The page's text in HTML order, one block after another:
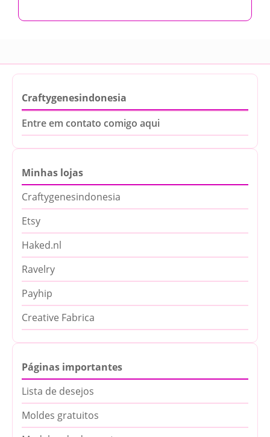
€8,75.€7,75.
Craftygenesindonesia
Entre em contato comigo aqui
Minhas lojas
Craftygenesindonesia
Etsy
Haked.nl
Ravelry
Payhip
Creative Fabrica
Páginas importantes
Lista de desejos
Moldes gratuitos